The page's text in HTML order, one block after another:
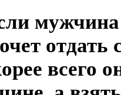
отдать
всего